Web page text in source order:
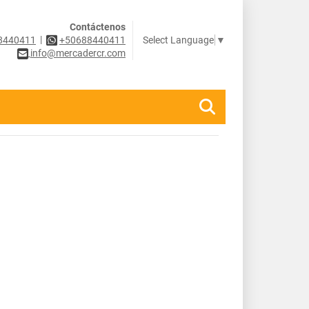
Contáctenos
|
+50688440411
info@mercadercr.com
Select Language ▼